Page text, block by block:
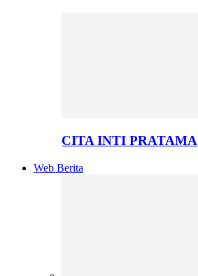
CITA INTI PRATAMA
Web Berita